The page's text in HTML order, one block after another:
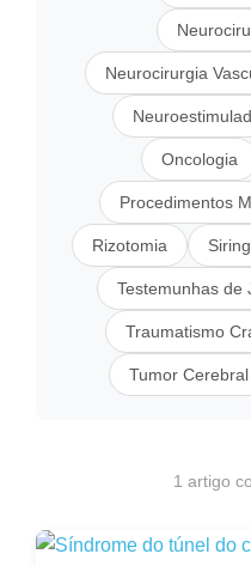
Neurocirurgia
Oncologia
Procedimentos
Rizotomia
Testemunhas de
Traumatismo
Tumor Cerebral
1 artigo